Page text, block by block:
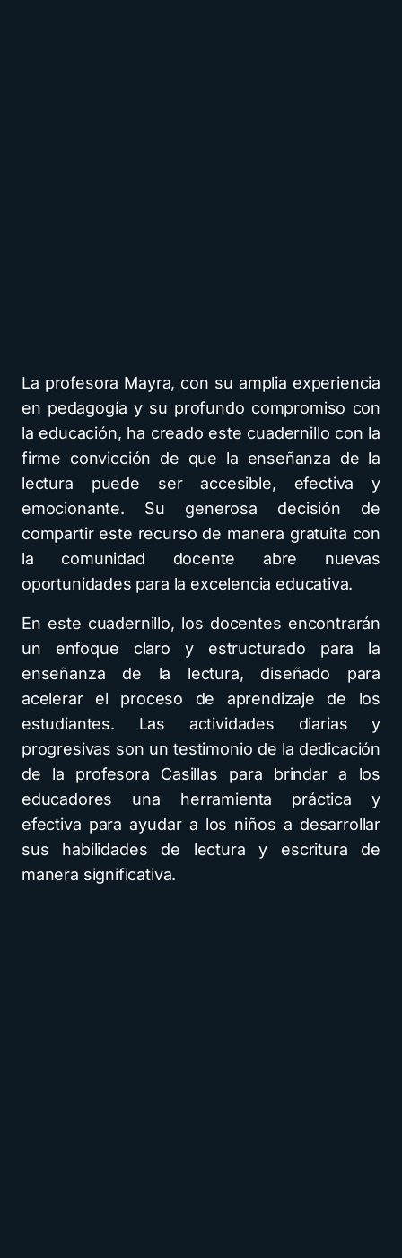
La profesora Mayra, con su amplia experiencia
en pedagogía y su profundo compromiso con
la educación, ha creado este cuadernillo con la
firme convicción de que la enseñanza de la
lectura puede ser accesible, efectiva y
emocionante. Su generosa decisión de
compartir este recurso de manera gratuita con
la comunidad docente abre nuevas
oportunidades para la excelencia educativa.
En este cuadernillo, los docentes encontrarán
un enfoque claro y estructurado para la
enseñanza de la lectura, diseñado para
acelerar el proceso de aprendizaje de los
estudiantes. Las actividades diarias y
progresivas son un testimonio de la dedicación
de la profesora Casillas para brindar a los
educadores una herramienta práctica y
efectiva para ayudar a los niños a desarrollar
sus habilidades de lectura y escritura de
manera significativa.